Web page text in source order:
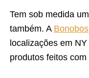
Tem sob medida
também. A Bonobos
localizações em
produtos feitos